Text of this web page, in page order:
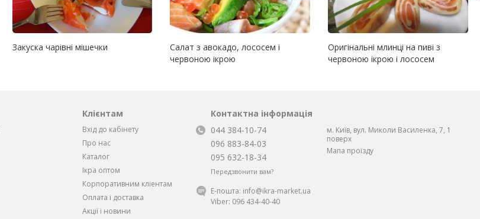
Закуска чарівні мішечки
Салат з авокадо, лососем і
червоною ікрою
Оригінальні млинці на пиві з
червоною ікрою і лососем
Клієнтам
Вхід до кабінету
Про нас
Каталог
Ікра оптом
Корпоративним кліентам
Оплата і доставка
Акції і новини
Контактна інформація
044 384-10-74
096 883-84-03
095 632-18-34
Передзвонити вам?
м. Київ, вул. Миколи Василенка, 7, 1
поверх
Мапа проїзду
Е-пошта: info@ikra-market.ua
Viber: 096 434-40-40